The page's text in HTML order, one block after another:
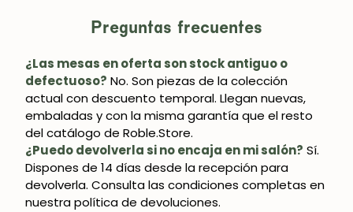
Preguntas frecuentes
¿Las mesas en oferta son stock antiguo o
defectuoso? No. Son piezas de la colección
actual con descuento temporal. Llegan nuevas,
embaladas y con la misma garantía que el resto
del catálogo de Roble.Store.
¿Puedo devolverla si no encaja en mi salón? Sí.
Dispones de 14 días desde la recepción para
devolverla. Consulta las condiciones completas en
nuestra política de devoluciones.